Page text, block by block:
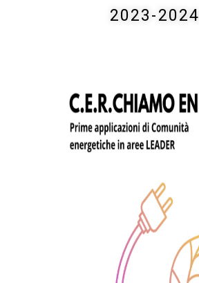
2023-2024